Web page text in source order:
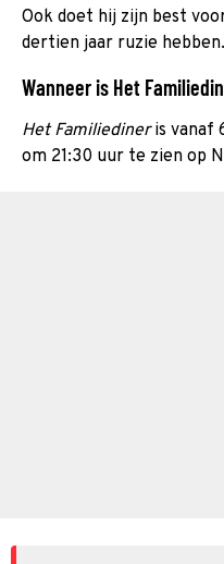
Ook doet hij zijn best
dertien jaar ruzie hebben.
Wanneer is Het
Het Familiedineris vanaf
om 21:30 uur te zien op